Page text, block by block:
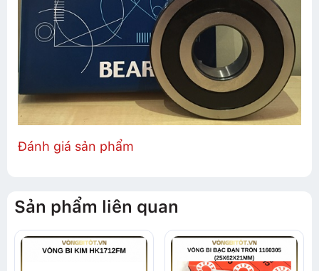
Đánh giá sản phẩm
Sản phẩm liên quan